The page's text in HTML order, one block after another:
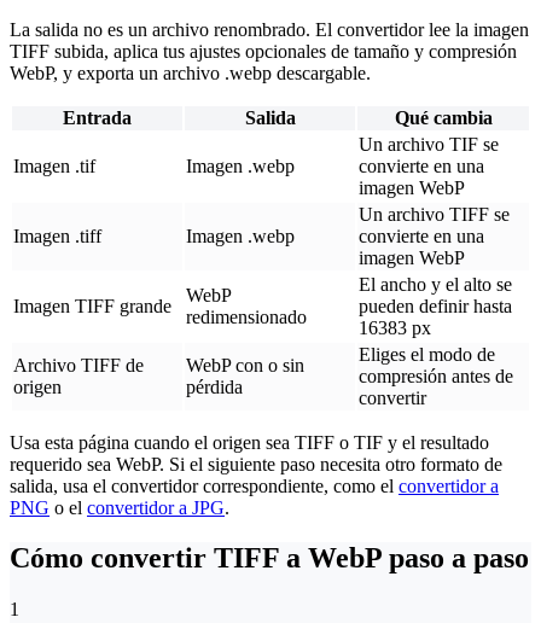
La salida no es un archivo renombrado. El convertidor lee la imagen
TIFF subida, aplica tus ajustes opcionales de tamaño y compresión
WebP, y exporta un archivo .webp descargable.
Entrada Salida Qué cambia
Imagen .tif Imagen .webp
Un archivo TIF se
convierte en una
imagen WebP
Imagen .tiff Imagen .webp
Un archivo TIFF se
convierte en una
imagen WebP
Imagen TIFF grande
WebP
redimensionado
El ancho y el alto se
pueden definir hasta
16383 px
Archivo TIFF de
origen
WebP con o sin
pérdida
Eliges el modo de
compresión antes de
convertir
Usa esta página cuando el origen sea TIFF o TIF y el resultado
requerido sea WebP. Si el siguiente paso necesita otro formato de
salida, usa el convertidor correspondiente, como el convertidor a
PNG o el convertidor a JPG.
Cómo convertir TIFF a WebP paso a paso
1